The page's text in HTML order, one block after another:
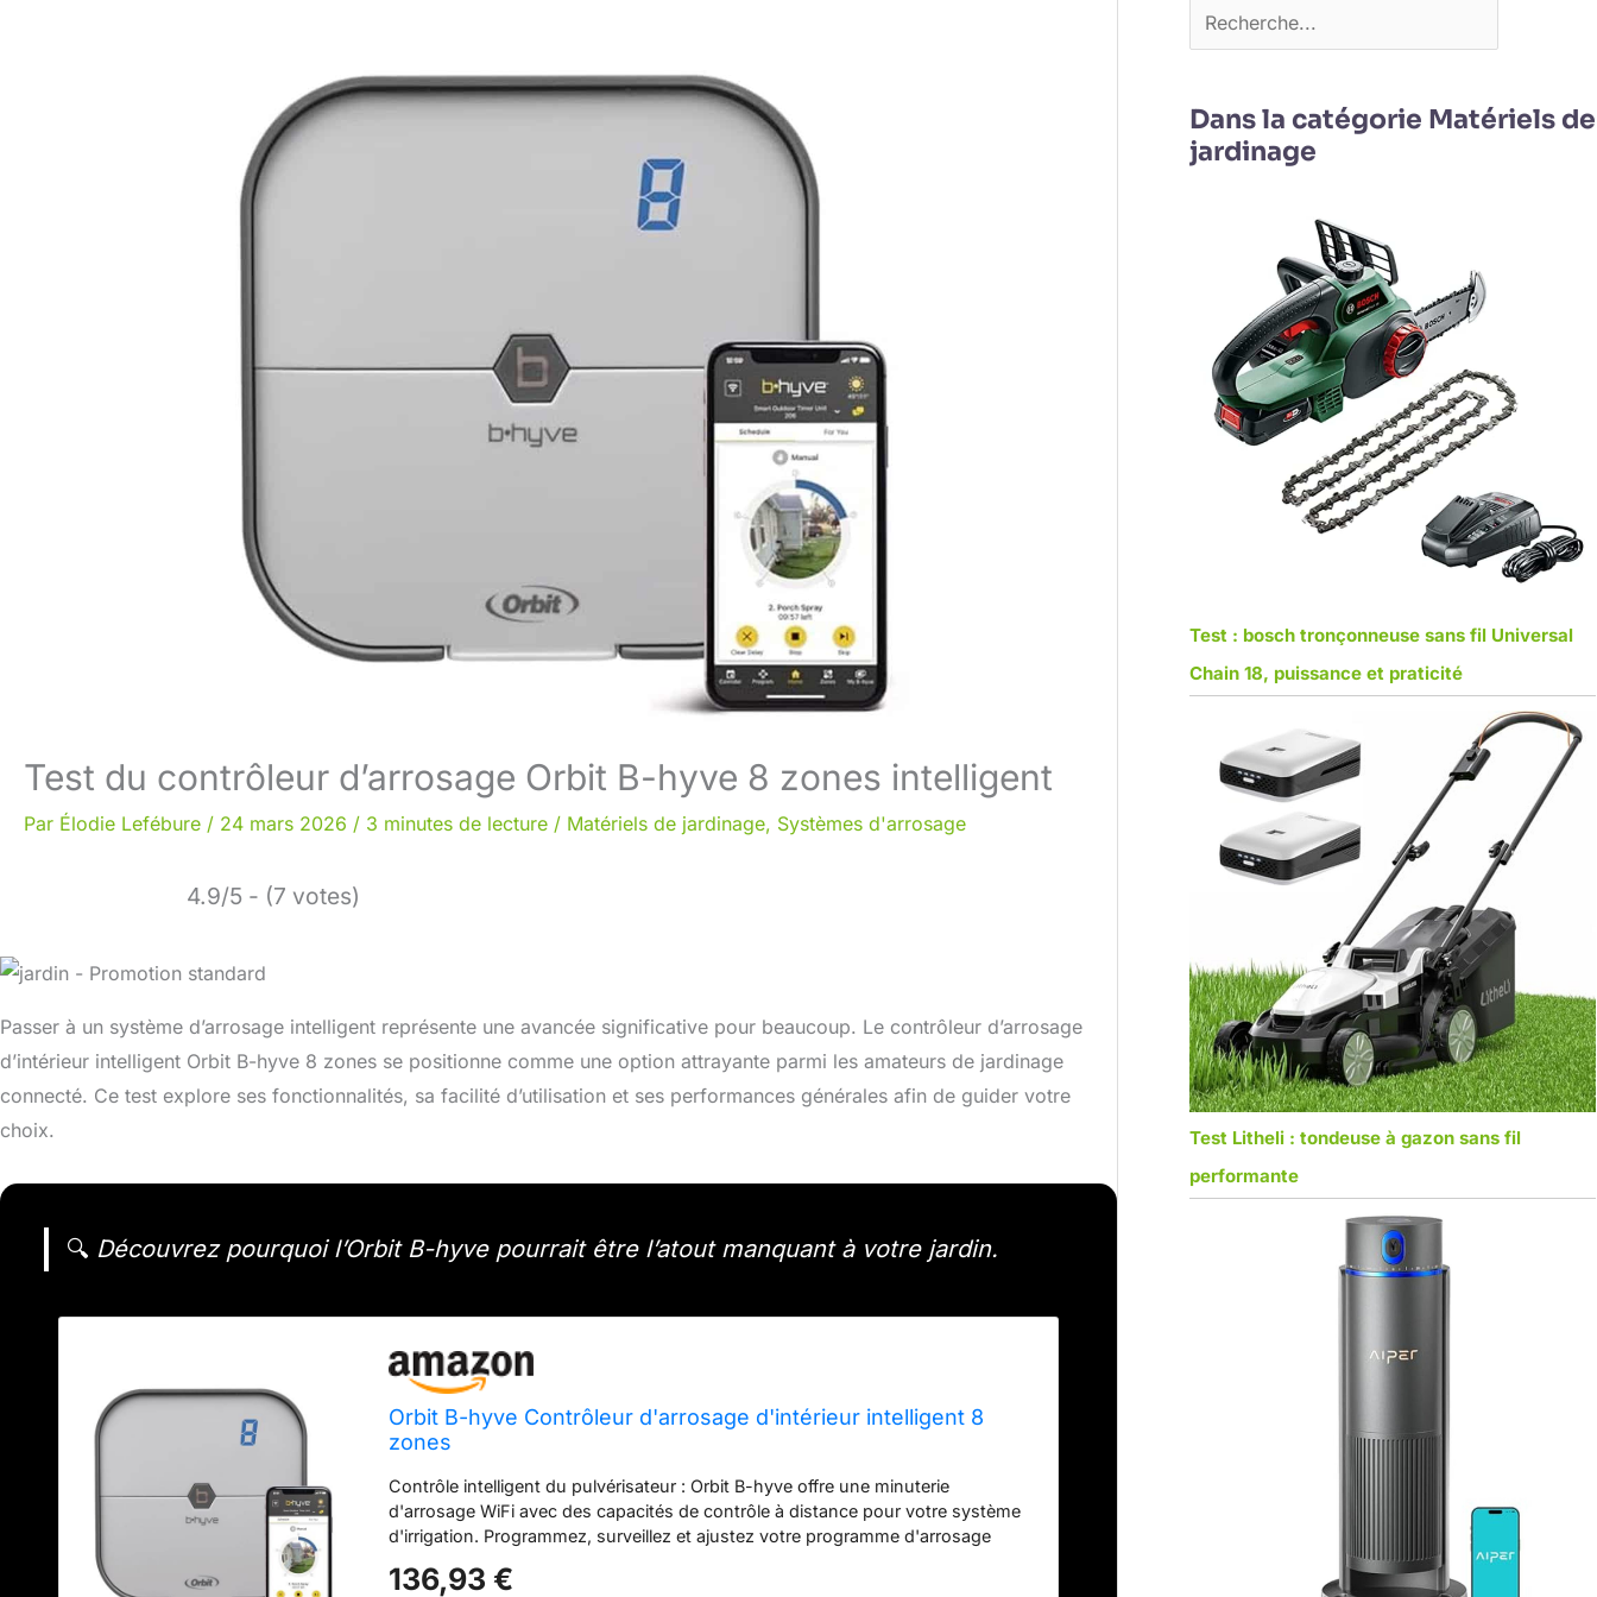
Test du contrôleur d’arrosage Orbit B-hyve 8 zones intelligent
Par Élodie Lefébure / 24 mars 2026 / 3 minutes de lecture / Matériels de jardinage, Systèmes d'arrosage
4.9/5 - (7 votes)
Passer à un système d’arrosage intelligent représente une avancée significative pour beaucoup. Le contrôleur d’arrosage
d’intérieur intelligent Orbit B-hyve 8 zones se positionne comme une option attrayante parmi les amateurs de jardinage
connecté. Ce test explore ses fonctionnalités, sa facilité d’utilisation et ses performances générales afin de guider votre
choix.
🔍 Découvrez pourquoi l’Orbit B-hyve pourrait être l’atout manquant à votre jardin.
Orbit B-hyve Contrôleur d'arrosage d'intérieur intelligent 8
zones
Contrôle intelligent du pulvérisateur : Orbit B-hyve offre une minuterie
d'arrosage WiFi avec des capacités de contrôle à distance pour votre système
d'irrigation. Programmez, surveillez et ajustez votre programme d'arrosage
notre système d'arrosage automatique fonctionne avec d'autres techniques
136,93 €
Dans la catégorie Matériels de
jardinage
Test : bosch tronçonneuse sans fil Universal
Chain 18, puissance et praticité
Test Litheli : tondeuse à gazon sans fil
performante